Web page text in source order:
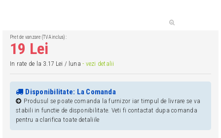
Pret de vanzare (TVA inclus):
19 Lei
In rate de la 3.17 Lei / luna- vezi detalii
Disponibilitate: La Comanda
Produsul se poate comanda la furnizor iar timpul de livrare se va
stabili in functie de disponibilitate. Veti fi contactat dupa comanda
pentru a clarifica toate detaliile